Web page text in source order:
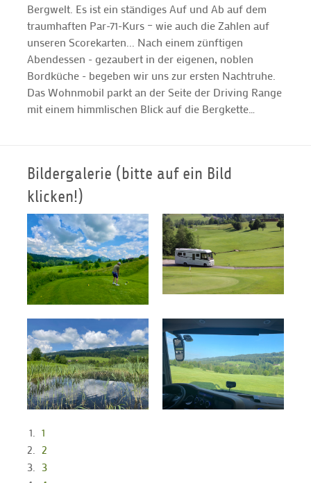
Bergwelt. Es ist ein ständiges Auf und Ab auf dem
traumhaften Par-71-Kurs – wie auch die Zahlen auf
unseren Scorekarten... Nach einem zünftigen
Abendessen - gezaubert in der eigenen, noblen
Bordküche - begeben wir uns zur ersten Nachtruhe.
Das Wohnmobil parkt an der Seite der Driving Range
mit einem himmlischen Blick auf die Bergkette…
Bildergalerie (bitte auf ein Bild
klicken!)
1
2
3